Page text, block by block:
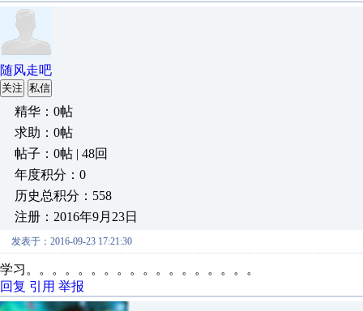
随风走吧
关注 私信
精华：0帖
求助：0帖
帖子：0帖 | 48回
年度积分：0
历史总积分：558
注册：2016年9月23日
发表于：2016-09-23 17:21:30
学习。。。。。。。。。。。。。。。。。。
回复 引用 举报